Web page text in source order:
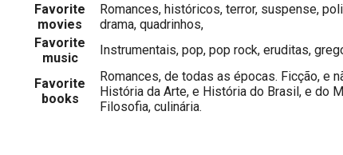
Favorite
movies
Romances, históricos, terror, suspense,
drama, quadrinhos,
Favorite
music
Instrumentais, pop, pop rock, eruditas,
Favorite
books
Romances, de todas as épocas. Ficção, e
História da Arte, e História do Brasil, e do
Filosofia, culinária.